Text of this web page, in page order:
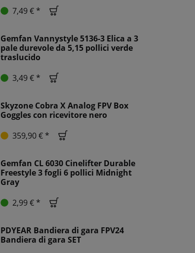
7,49 € *
Gemfan Vannystyle 5136-3 Elica a 3
pale durevole da 5,15 pollici verde
traslucido
3,49 € *
Skyzone Cobra X Analog FPV Box
Goggles con ricevitore nero
359,90 € *
Gemfan CL 6030 Cinelifter Durable
Freestyle 3 fogli 6 pollici Midnight
Gray
2,99 € *
PDYEAR Bandiera di gara FPV24
Bandiera di gara SET